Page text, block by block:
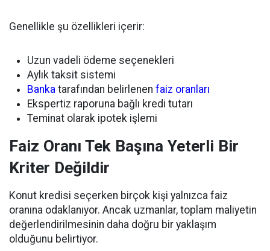
Genellikle şu özellikleri içerir:
Uzun vadeli ödeme seçenekleri
Aylık taksit sistemi
Banka tarafından belirlenen faiz oranları
Ekspertiz raporuna bağlı kredi tutarı
Teminat olarak ipotek işlemi
Faiz Oranı Tek Başına Yeterli Bir
Kriter Değildir
Konut kredisi seçerken birçok kişi yalnızca faiz
oranına odaklanıyor. Ancak uzmanlar, toplam maliyetin
değerlendirilmesinin daha doğru bir yaklaşım
olduğunu belirtiyor.